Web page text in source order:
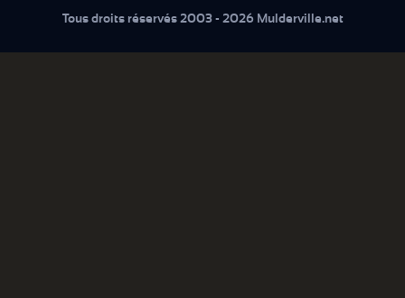
Tous droits réservés 2003 - 2026 Mulderville.net